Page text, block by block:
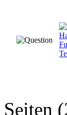
Seiten